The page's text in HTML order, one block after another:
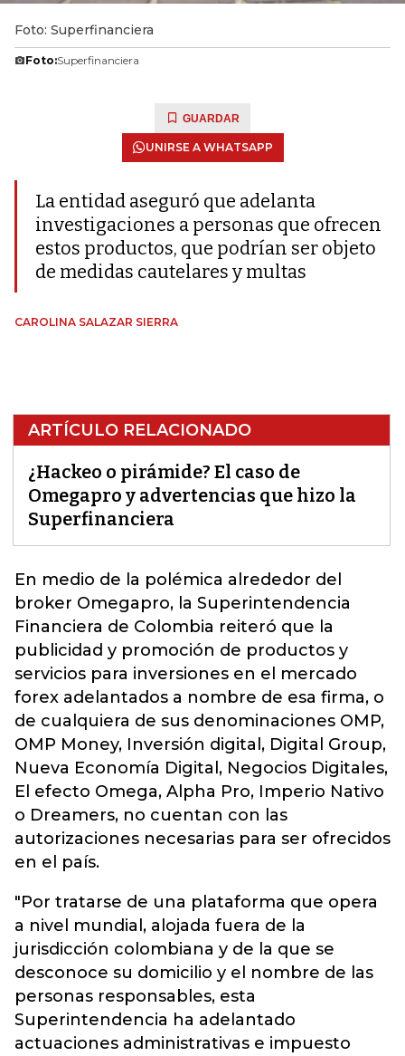
Foto: Superfinanciera
Foto:Superfinanciera
GUARDAR
UNIRSE A WHATSAPP
La entidad aseguró que adelanta
investigaciones a personas que ofrecen
estos productos, que podrían ser objeto
de medidas cautelares y multas
CAROLINA SALAZAR SIERRA
ARTÍCULO RELACIONADO
¿Hackeo o pirámide? El caso de
Omegapro y advertencias que hizo la
Superfinanciera
En medio de la polémica alrededor del
broker Omegapro, la Superintendencia
Financiera de Colombia reiteró que la
publicidad y promoción de productos y
servicios para inversiones en el mercado
forex adelantados a nombre de esa firma, o
de cualquiera de sus denominaciones OMP,
OMP Money, Inversión digital, Digital Group,
Nueva Economía Digital, Negocios Digitales,
El efecto Omega, Alpha Pro, Imperio Nativo
o Dreamers, no cuentan con las
autorizaciones necesarias para ser ofrecidos
en el país.
"Por tratarse de una plataforma que opera
a nivel mundial, alojada fuera de la
jurisdicción colombiana y de la que se
desconoce su domicilio y el nombre de las
personas responsables, esta
Superintendencia ha adelantado
actuaciones administrativas e impuesto